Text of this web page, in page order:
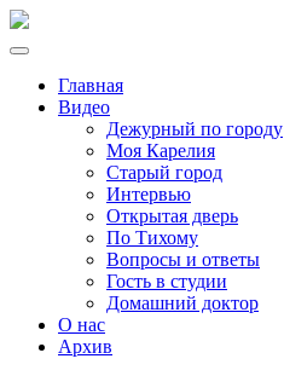
Главная
Видео
Дежурный по городу
Моя Карелия
Старый город
Интервью
Открытая дверь
По Тихому
Вопросы и ответы
Гость в студии
Домашний доктор
О нас
Архив